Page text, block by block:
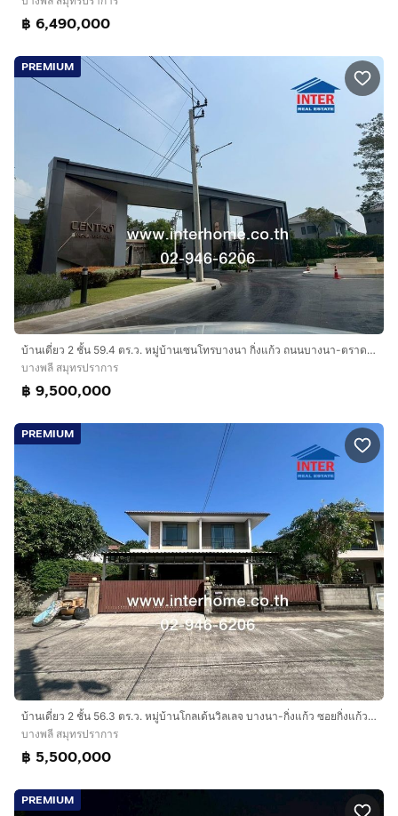
฿ 6,490,000
PREMIUM
บ้านเดี่ยว 2 ชั้น 59.4 ตร.ว. หมู่บ้านเซนโทรบางนา กิ่งแก้ว ถนนบางนา-ตราด ถนนกิ่งแก้ว บางพลี สมุทรปราการ
บางพลี สมุทรปราการ
฿ 9,500,000
PREMIUM
บ้านเดี่ยว 2 ชั้น 56.3 ตร.ว. หมู่บ้านโกลเด้นวิลเลจ บางนา-กิ่งแก้ว ซอยกิ่งแก้ว6 ถนนบางนา-ตราด ถนนกิ่งแก้ว บางพลี สมุทรปราการ
บางพลี สมุทรปราการ
฿ 5,500,000
PREMIUM